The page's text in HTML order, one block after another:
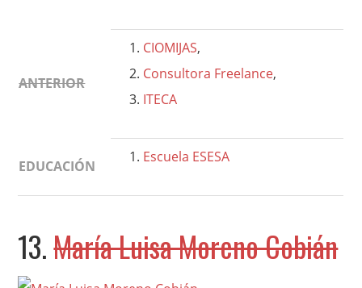
ANTERIOR
CIOMIJAS,
Consultora Freelance,
ITECA
EDUCACIÓN
Escuela ESESA
13.María Luisa Moreno Cobián